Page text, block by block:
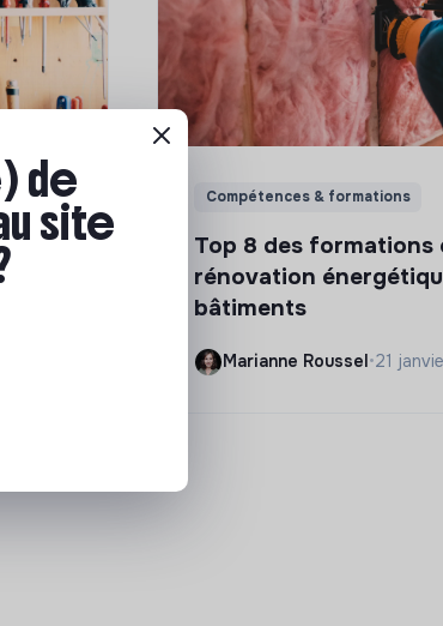
Compétences & formations
Top 8 des formations
rénovation
bâtiments
Marianne Roussel•21
de
site